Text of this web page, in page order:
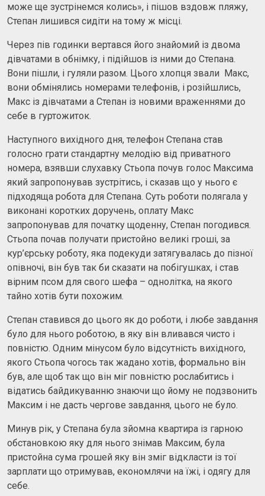
може ще зустрінемся колись», і пішов вздовж пляжу,
Степан лишився сидіти на тому ж місці.
Через пів годинки вертався його знайомий із двома
дівчатами в обнімку, і підійшов із ними до Степана.
Вони пішли, і гуляли разом. Цього хлопця звали Макс,
вони обмінялись номерами телефонів, і розійшлись,
Макс із дівчатами а Степан із новими враженнями до
себе в гуртожиток.
Наступного вихідного дня, телефон Степана став
голосно грати стандартну мелодію від приватного
номера, взявши слухавку Стьопа почув голос Максима
який запропонував зустрітись, і сказав що у нього є
підходяща робота для Степана. Суть роботи полягала у
виконані коротких доручень, оплату Макс
запропонував для початку щоденну, Степан погодився.
Стьопа почав получати пристойно великі гроші, за
кур’єрську роботу, яка подекуди затягувалась до пізної
опівночі, він був так би сказати на побігушках, і став
вірним псом для свого шефа – однолітка, на якого
тайно хотів бути похожим.
Степан ставився до цього як до роботи, і любе завдання
було для нього роботою, в яку він вливався чисто і
повністю. Одним мінусом було відсутність вихідного,
якого Стьопа чогось так жадано хотів, формально він
був, але щоб так що він міг повністю рослабитись і
відатись байдикуванню знаючи що йому не подзвонить
Максим і не дасть чергове завдання, цього не було.
Минув рік, у Степана була зйомна квартира із гарною
обстановкою яку для нього знімав Максим, була
пристойна сума грошей яку він зміг відкласти із тої
зарплати що отримував, економлячи на їжі, і одягу для
себе.